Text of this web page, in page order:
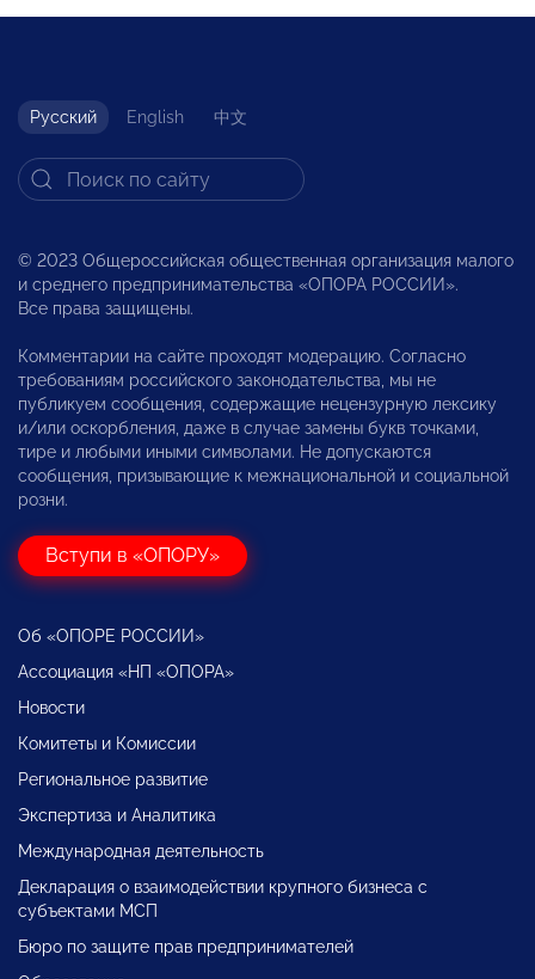
Русский English 中文
© 2023 Общероссийская общественная организация малого
и среднего предпринимательства «ОПОРА РОССИИ».
Все права защищены.
Комментарии на сайте проходят модерацию. Согласно
требованиям российского законодательства, мы не
публикуем сообщения, содержащие нецензурную лексику
и/или оскорбления, даже в случае замены букв точками,
тире и любыми иными символами. Не допускаются
сообщения, призывающие к межнациональной и социальной
розни.
Вступи в «ОПОРУ»
Об «ОПОРЕ РОССИИ»
Ассоциация «НП «ОПОРА»
Новости
Комитеты и Комиссии
Региональное развитие
Экспертиза и Аналитика
Международная деятельность
Декларация о взаимодействии крупного бизнеса с
субъектами МСП
Бюро по защите прав предпринимателей